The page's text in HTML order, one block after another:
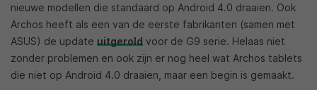
nieuwe modellen die standaard op Android 4.0 draaien. Ook
Archos heeft als een van de eerste fabrikanten (samen met
ASUS) de update uitgerold voor de G9 serie. Helaas niet
zonder problemen en ook zijn er nog heel wat Archos tablets
die niet op Android 4.0 draaien, maar een begin is gemaakt.